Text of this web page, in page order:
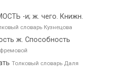
-и; ж. чего. Книжн.
словарь Кузнецова
ж. Способность
Толковый словарь Даля